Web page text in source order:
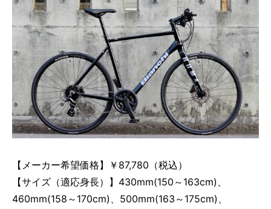
【メーカー希望価格】￥87,780（税込）
【サイズ（適応身長）】430mm(150～163cm)、
460mm(158～170cm)、500mm(163～175cm)、